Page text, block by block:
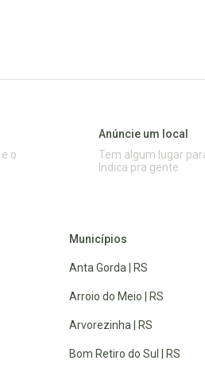
o
Anúncie um local
Tem algum lugar
Indica pra gente
Municípios
Anta Gorda | RS
Arroio do Meio | RS
Arvorezinha | RS
Bom Retiro do Sul | RS